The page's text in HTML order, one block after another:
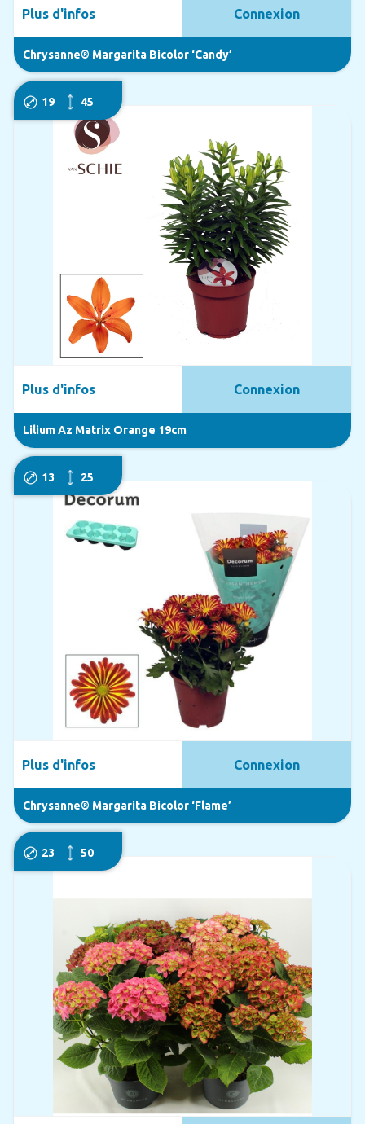
Chrysanne® Margarita Bicolor ‘Candy’
Plus d'infos Connexion
19 45
Lilium Az Matrix Orange 19cm
Plus d'infos Connexion
13 25
Chrysanne® Margarita Bicolor ‘Flame’
Plus d'infos Connexion
23 50